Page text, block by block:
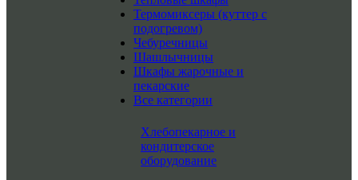
Термомиксеры (куттер с
подогревом)
Чебуречницы
Шашлычницы
Шкафы жарочные и
пекарские
Все категории
Хлебопекарное и
кондитерское
оборудование